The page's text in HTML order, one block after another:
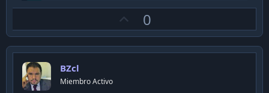
p
v
0
BZcl
Miembro Activo